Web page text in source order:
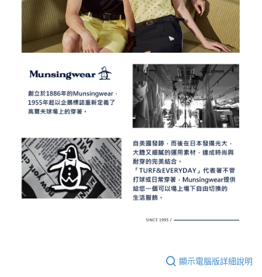
顯示電腦版詳細說明